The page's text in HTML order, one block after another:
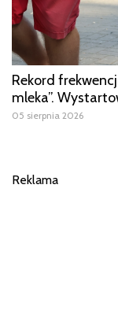
Rekord
mleka”.
05 sierpnia 2026
Reklama